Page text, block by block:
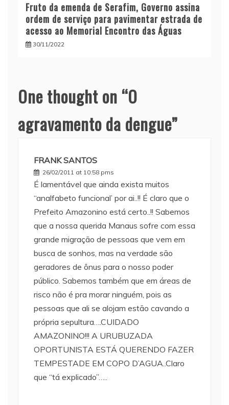
Fruto da emenda de Serafim, Governo assina
ordem de serviço para pavimentar estrada de
acesso ao Memorial Encontro das Águas
30/11/2022
One thought on “O
agravamento da dengue”
FRANK SANTOS
26/02/2011 at 10:58 pms
É lamentável que ainda exista muitos
“analfabeto funcional’ por ai..!! É claro que o
Prefeito Amazonino está certo..!! Sabemos
que a nossa querida Manaus sofre com essa
grande migração de pessoas que vem em
busca de sonhos, mas na verdade são
geradores de ônus para o nosso poder
público. Sabemos também que em áreas de
risco não é pra morar ninguém, pois as
pessoas que ali se alojam estão cavando a
própria sepultura….CUIDADO
AMAZONINO!!! A URUBUZADA
OPORTUNISTA ESTÁ QUERENDO FAZER
TEMPESTADE EM COPO D’AGUA..Claro
que “tá explicado”…..